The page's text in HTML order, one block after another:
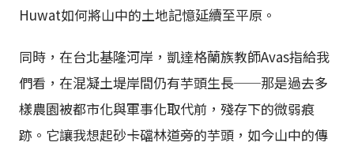
Huwat如何將山中的土地記憶延續至平原。
同時，在台北基隆河岸，凱達格蘭族教師Avas指給我
們看，在混凝土堤岸間仍有芋頭生長──那是過去多
樣農園被都市化與軍事化取代前，殘存下的微弱痕
跡。它讓我想起砂卡礑林道旁的芋頭，如今山中的傳